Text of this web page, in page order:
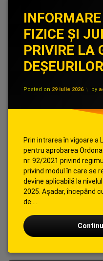
FIZICE ȘI
PRIVIRE LA
Posted on 29 iulie 2026 by
Prin intrarea în vigoare a
pentru aprobarea
nr. 92/2021 privind
privind modul în care se
devine aplicabilă la
2025. Așadar, începând
de …